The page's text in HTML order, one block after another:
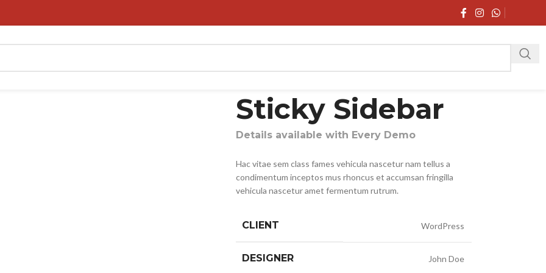
Sticky Sidebar
Details available with Every Demo
Hac vitae sem class fames vehicula nascetur nam tellus a
condimentum inceptos mus rhoncus et accumsan fringilla
vehicula nascetur amet fermentum rutrum.
CLIENT WordPress
DESIGNER John Doe